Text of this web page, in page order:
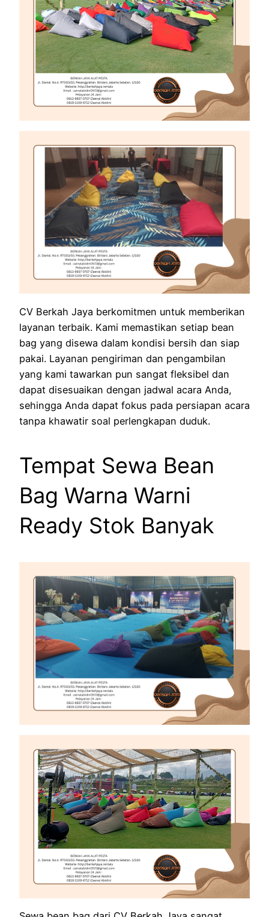
CV Berkah Jaya berkomitmen untuk memberikan
layanan terbaik. Kami memastikan setiap bean
bag yang disewa dalam kondisi bersih dan siap
pakai. Layanan pengiriman dan pengambilan
yang kami tawarkan pun sangat fleksibel dan
dapat disesuaikan dengan jadwal acara Anda,
sehingga Anda dapat fokus pada persiapan acara
tanpa khawatir soal perlengkapan duduk.
Tempat Sewa Bean
Bag Warna Warni
Ready Stok Banyak